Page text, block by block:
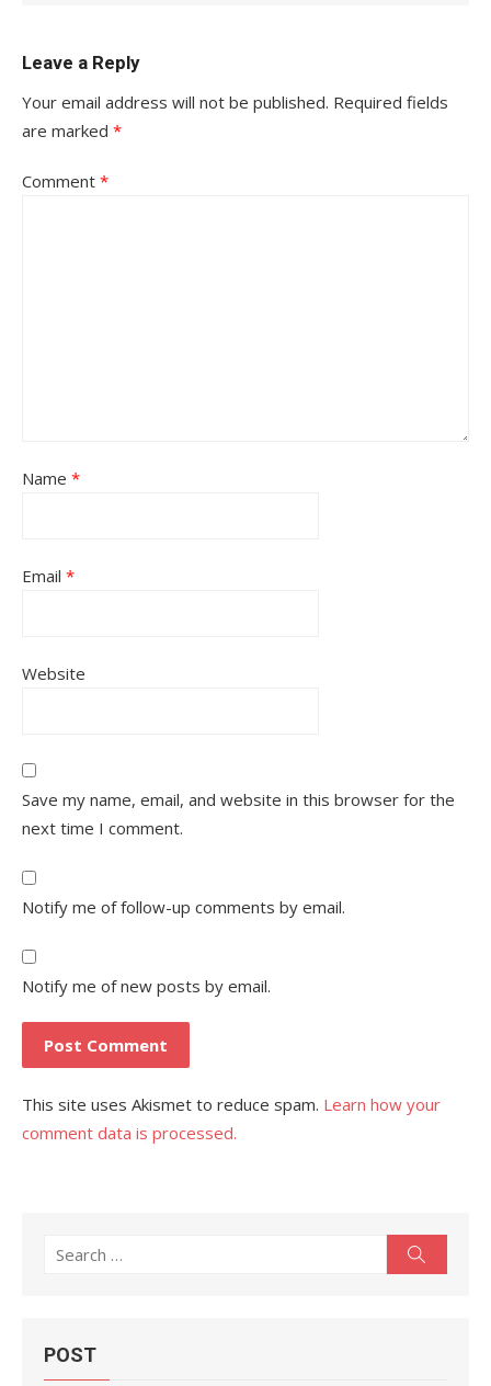
Leave a Reply
Your email address will not be published. Required fields
are marked *
Comment *
Name *
Email *
Website
Save my name, email, and website in this browser for the
next time I comment.
Notify me of follow-up comments by email.
Notify me of new posts by email.
This site uses Akismet to reduce spam. Learn how your
comment data is processed.
Search
POST